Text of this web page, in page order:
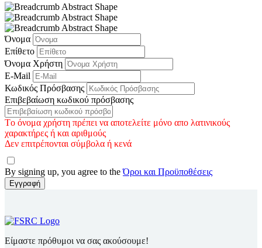
Όνομα
Επίθετο
Όνομα Χρήστη
E-Mail
Κωδικός Πρόσβασης
Επιβεβαίωση κωδικού πρόσβασης
Tο όνομα χρήστη πρέπει να αποτελείτε μόνο απο λατινικούς
χαρακτήρες ή και αριθμούς
Δεν επιτρέπονται σύμβολα ή κενά
By signing up, you agree to theΌροι και Προϋποθέσεις
Εγγραφή
Είμαστε πρόθυμοι να σας ακούσουμε!